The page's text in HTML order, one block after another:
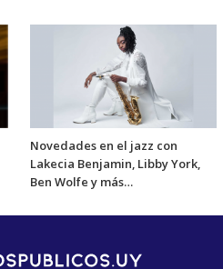
Novedades en el jazz con
Lakecia Benjamin, Libby York,
Ben Wolfe y más…